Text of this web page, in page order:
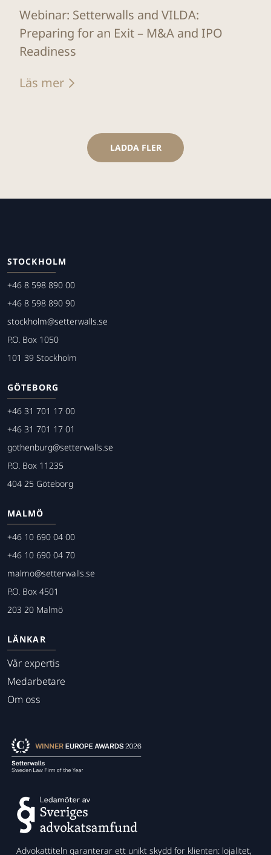
Webinar: Setterwalls and VILDA:
Preparing for an Exit – M&A and IPO
Readiness
Läs mer
LADDA FLER
STOCKHOLM
+46 8 598 890 00
+46 8 598 890 90
stockholm@setterwalls.se
P.O. Box 1050
101 39 Stockholm
GÖTEBORG
+46 31 701 17 00
+46 31 701 17 01
gothenburg@setterwalls.se
P.O. Box 11235
404 25 Göteborg
MALMÖ
+46 10 690 04 00
+46 10 690 04 70
malmo@setterwalls.se
P.O. Box 4501
203 20 Malmö
LÄNKAR
Vår expertis
Medarbetare
Om oss
Advokattiteln garanterar ett unikt skydd för klienten: lojalitet,